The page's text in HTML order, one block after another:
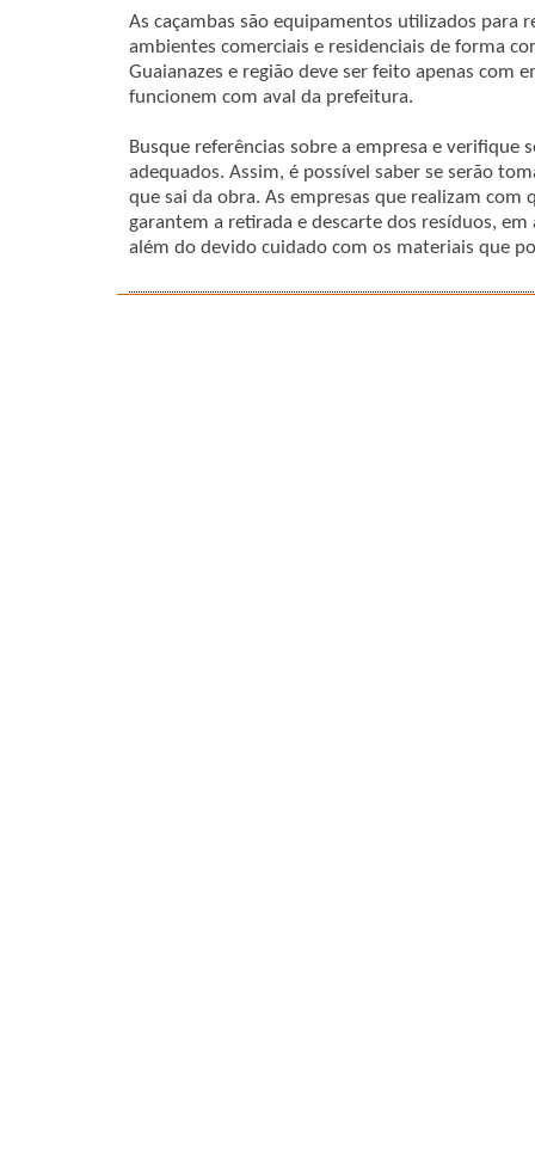
As caçambas são equipamentos utilizados para
ambientes comerciais e residenciais de forma
Guaianazes e região deve ser feito apenas com
funcionem com aval da prefeitura.
Busque referências sobre a empresa e verifique
adequados. Assim, é possível saber se serão
que sai da obra. As empresas que realizam
garantem a retirada e descarte dos resíduos,
além do devido cuidado com os materiais que